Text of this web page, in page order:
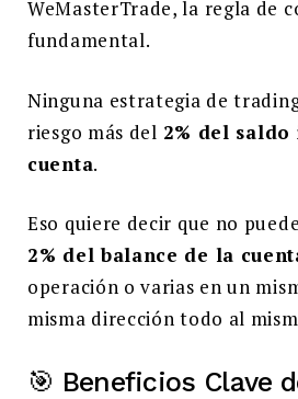
WeMasterTrade, la regla de
fundamental.
Ninguna estrategia de
riesgo más del 2% del
cuenta.
Eso quiere decir que no
2% del balance de la
operación o varias en un
misma dirección todo al
🎯 Beneficios Clave